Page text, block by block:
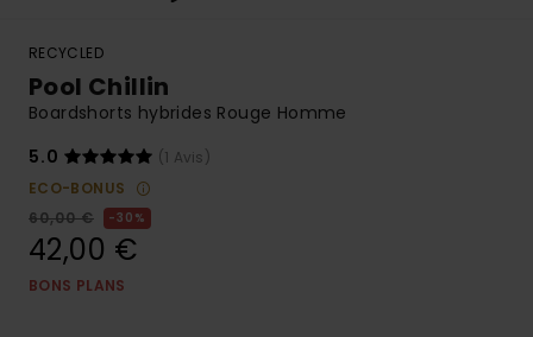
RECYCLED
Pool Chillin
Boardshorts hybrides Rouge Homme
5.0
(1 Avis)
ECO-BONUS
60,00 €
30%
42,00 €
BONS PLANS